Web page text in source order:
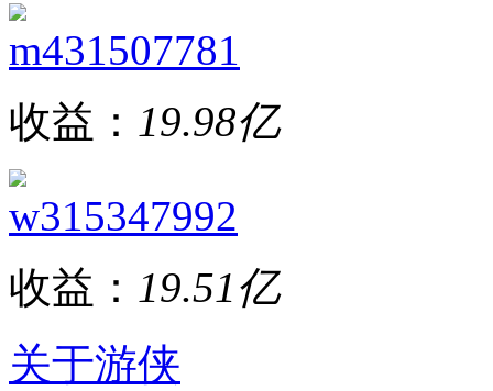
m431507781
收益： 19.98亿
w315347992
收益： 19.51亿
关于游侠